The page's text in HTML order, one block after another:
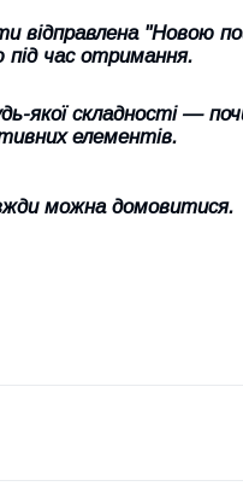
відправлена "Новою
під час отримання.
якої складності —
елементів.
можна домовитися.